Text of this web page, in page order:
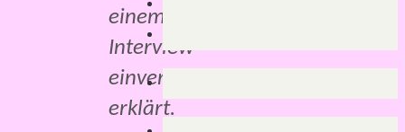
einem
Interview
einverstanden
erklärt.